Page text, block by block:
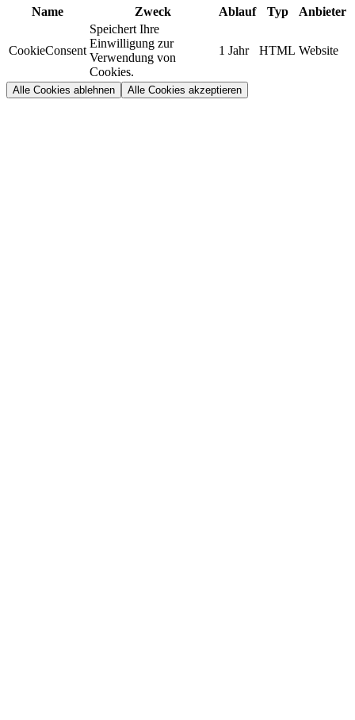
Name Zweck Ablauf Typ Anbieter
CookieConsent
Speichert Ihre
Einwilligung zur
Verwendung von
Cookies.
1 Jahr HTML Website
Alle Cookies ablehnen Alle Cookies akzeptieren